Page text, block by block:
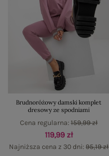
Brudnoróżowy damski komplet
dresowy ze spodniami
119,99 zł
Najniższa cena z 30 dni:95,19 zł
Cena regularna:159,99 zł